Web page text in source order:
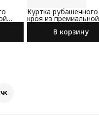
Куртка рубашечного
кроя из премиальной
замши
В корзину